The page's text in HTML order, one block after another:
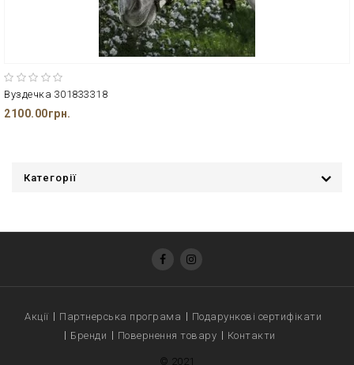
Вуздечка 301833318
2100.00грн.
Категорії
Акції Партнерська програма
Подарункові сертифікати
Бренди
Повернення товару Контакти
© 2021